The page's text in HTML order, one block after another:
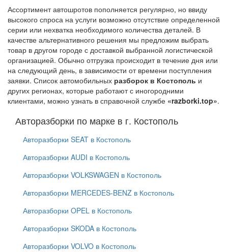
Ассортимент автошротов пополняется регулярно, но ввиду
высокого спроса на услуги возможно отсутствие определенной
серии или нехватка необходимого количества деталей. В
качестве альтернативного решения мы предложим выбрать
товар в другом городе с доставкой выбранной логистической
организацией. Обычно отгрузка происходит в течение дня или
на следующий день, в зависимости от времени поступления
заявки. Список автомобильных разборок в Костополь и
других регионах, которые работают с иногородними
клиентами, можно узнать в справочной службе «razborki.top».
Авторазборки по марке в г. Костополь
Авторазборки SEAT в Костополь
Авторазборки AUDI в Костополь
Авторазборки VOLKSWAGEN в Костополь
Авторазборки MERCEDES-BENZ в Костополь
Авторазборки OPEL в Костополь
Авторазборки SKODA в Костополь
Авторазборки VOLVO в Костополь